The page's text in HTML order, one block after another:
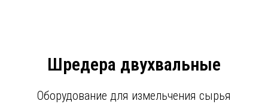
Шредера двухвальные
Оборудование для измельчения сырья